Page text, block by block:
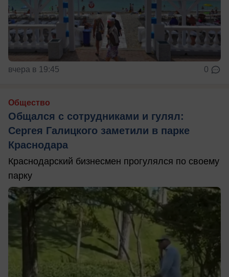
вчера в 19:45 0
Общество
Общался с сотрудниками и гулял:
Сергея Галицкого заметили в парке
Краснодара
Краснодарский бизнесмен прогулялся по своему
парку